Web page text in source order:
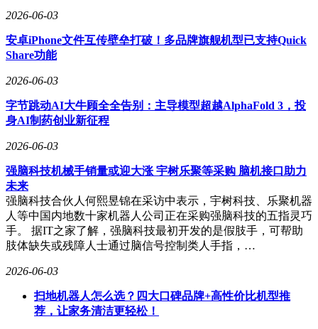
2026-06-03
安卓iPhone文件互传壁垒打破！多品牌旗舰机型已支持Quick
Share功能
2026-06-03
字节跳动AI大牛顾全全告别：主导模型超越AlphaFold 3，投
身AI制药创业新征程
2026-06-03
强脑科技机械手销量或迎大涨 宇树乐聚等采购 脑机接口助力
未来
强脑科技合伙人何熙昱锦在采访中表示，宇树科技、乐聚机器
人等中国内地数十家机器人公司正在采购强脑科技的五指灵巧
手。 据IT之家了解，强脑科技最初开发的是假肢手，可帮助
肢体缺失或残障人士通过脑信号控制类人手指，…
2026-06-03
扫地机器人怎么选？四大口碑品牌+高性价比机型推
荐，让家务清洁更轻松！